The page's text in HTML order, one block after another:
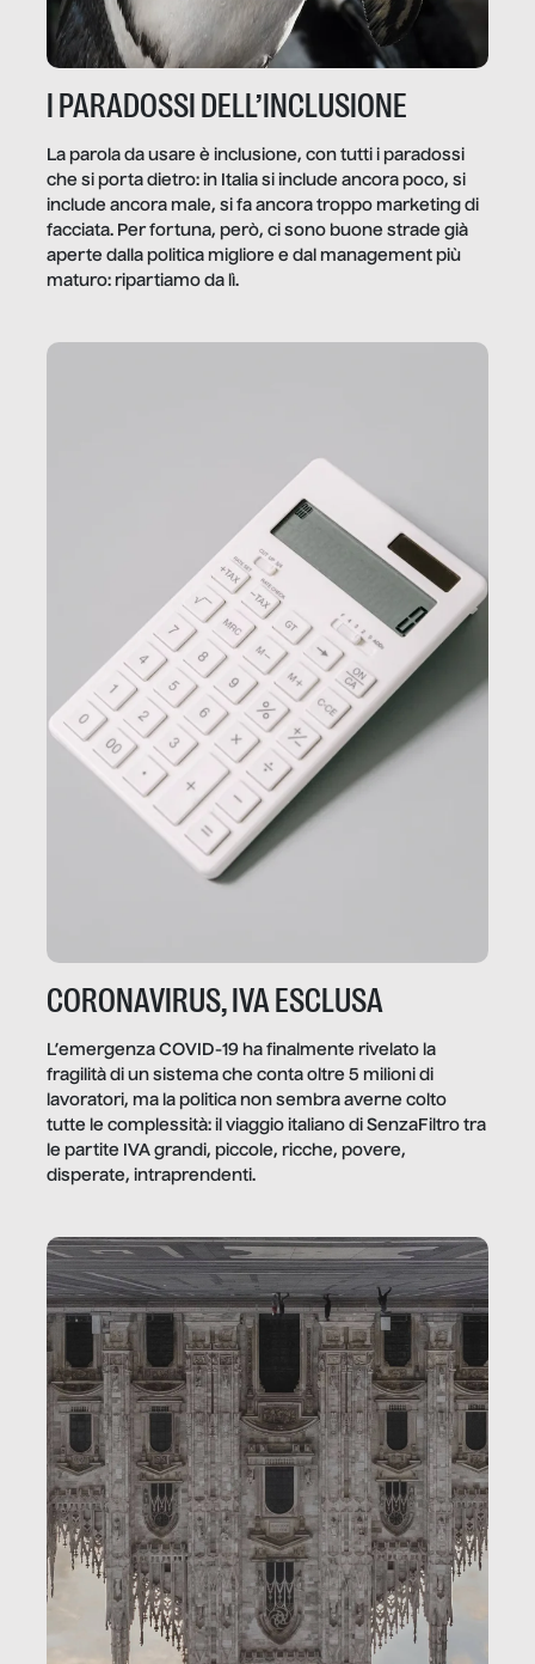
I PARADOSSI DELL’INCLUSIONE
La parola da usare è inclusione, con tutti i paradossi
che si porta dietro: in Italia si include ancora poco, si
include ancora male, si fa ancora troppo marketing di
facciata. Per fortuna, però, ci sono buone strade già
aperte dalla politica migliore e dal management più
maturo: ripartiamo da lì.
CORONAVIRUS, IVA ESCLUSA
L’emergenza COVID-19 ha finalmente rivelato la
fragilità di un sistema che conta oltre 5 milioni di
lavoratori, ma la politica non sembra averne colto
tutte le complessità: il viaggio italiano di SenzaFiltro tra
le partite IVA grandi, piccole, ricche, povere,
disperate, intraprendenti.